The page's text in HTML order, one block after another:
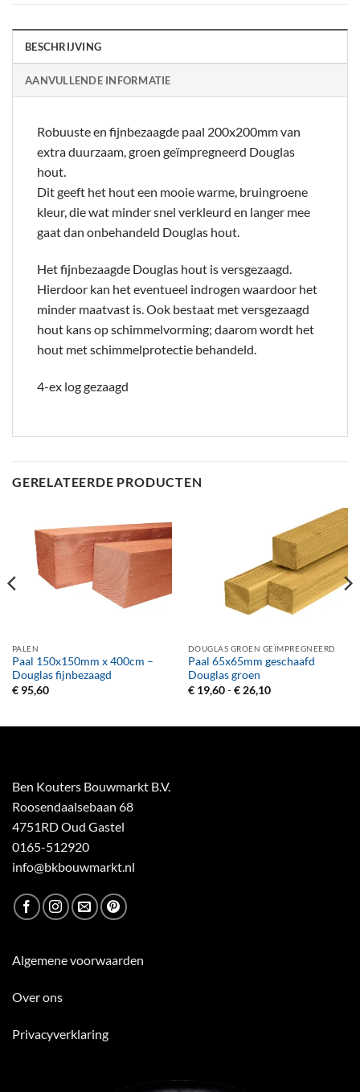
BESCHRIJVING
AANVULLENDE INFORMATIE
Robuuste en fijnbezaagde paal 200x200mm van
extra duurzaam, groen geïmpregneerd Douglas
hout.
Dit geeft het hout een mooie warme, bruingroene
kleur, die wat minder snel verkleurd en langer mee
gaat dan onbehandeld Douglas hout.
Het fijnbezaagde Douglas hout is versgezaagd.
Hierdoor kan het eventueel indrogen waardoor het
minder maatvast is. Ook bestaat met versgezaagd
hout kans op schimmelvorming; daarom wordt het
hout met schimmelprotectie behandeld.
4-ex log gezaagd
GERELATEERDE PRODUCTEN
PALEN
Paal 150x150mm x 400cm –
Douglas fijnbezaagd
€95,60
DOUGLAS GROEN GEÏMPREGNEERD
Paal 65x65mm geschaafd
Douglas groen
€19,60 - €26,10Prijsklasse:
Ben Kouters Bouwmarkt B.V.
Roosendaalsebaan 68
4751RD Oud Gastel
0165-512920
info@bkbouwmarkt.nl
Algemene voorwaarden
Over ons
Privacyverklaring